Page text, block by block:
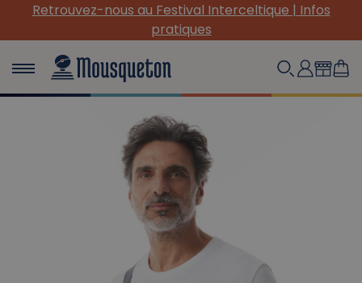
Retrouvez-nous au Festival Interceltique | Infos
pratiques